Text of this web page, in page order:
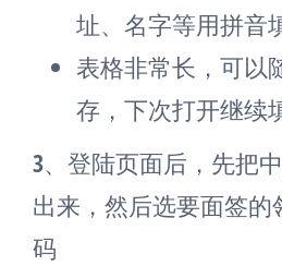
址、名字等用拼音
表格非常长，可以
存，下次打开继续
3、登陆页面后，先把
出来，然后选要面签的
码